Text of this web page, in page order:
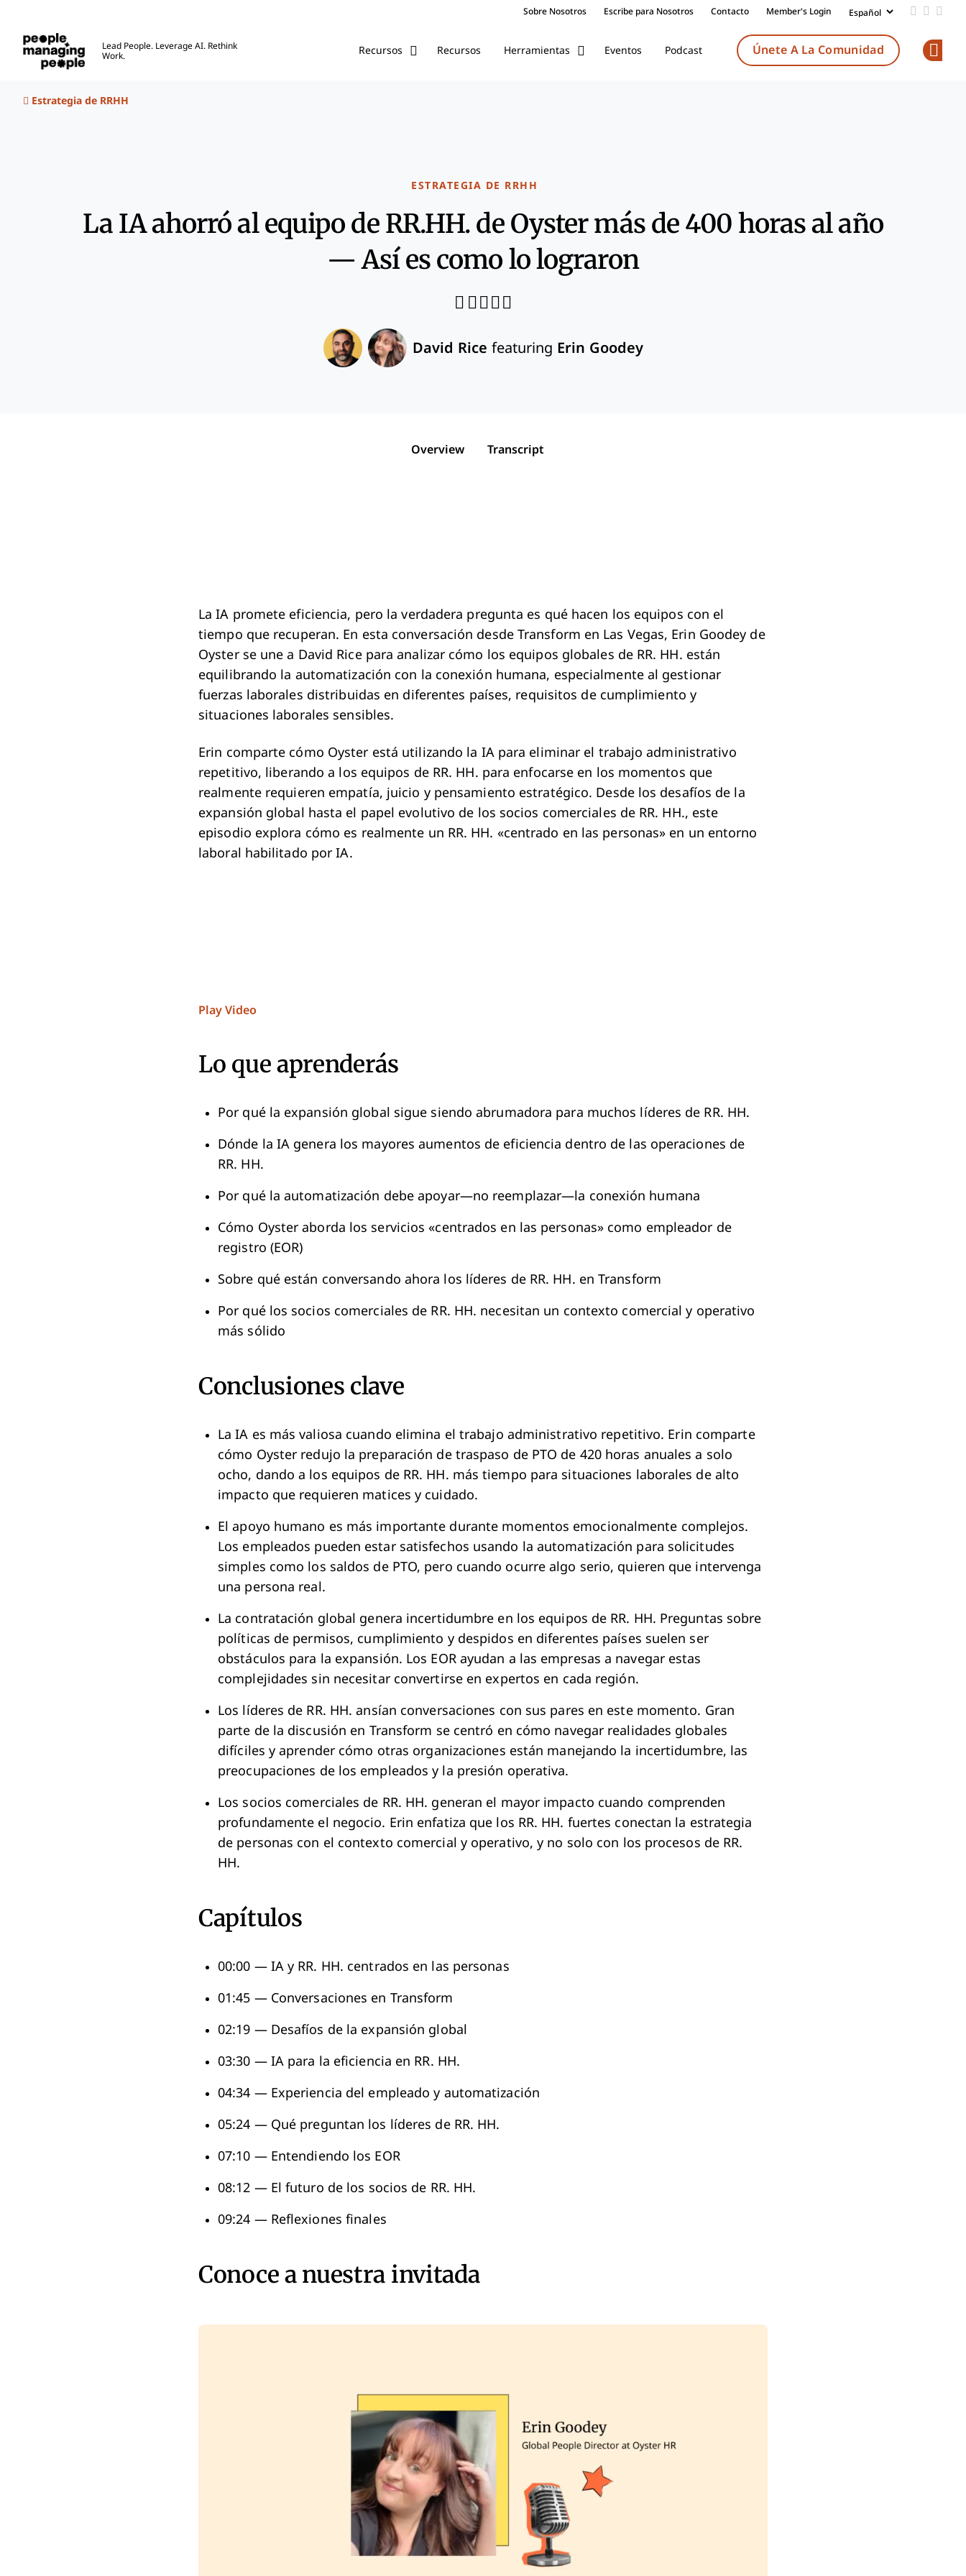
Sobre Nosotros Escribe para Nosotros Contacto Member's Login Add us
Follow
Lead People. Leverage AI. Rethink
Work.
Recursos Recursos Herramientas Eventos Podcast Únete A La Comunidad
Puntos clave
Capítulos
Enlaces relacionados:
Artículos y pódcast relacionados:
Share
Estrategia de RRHH
ESTRATEGIA DE RRHH
La IA ahorró al equipo de RR.HH. de Oyster más de 400 horas al año
— Así es como lo lograron
Share through Email
Print this page
Share on Pinterest
Share on Twitter
Share on Facebook
David Rice featuring Erin Goodey
Overview Transcript
La IA promete eficiencia, pero la verdadera pregunta es qué hacen los equipos con el
tiempo que recuperan. En esta conversación desde Transform en Las Vegas, Erin Goodey de
Oyster se une a David Rice para analizar cómo los equipos globales de RR. HH. están
equilibrando la automatización con la conexión humana, especialmente al gestionar
fuerzas laborales distribuidas en diferentes países, requisitos de cumplimiento y
situaciones laborales sensibles.
Erin comparte cómo Oyster está utilizando la IA para eliminar el trabajo administrativo
repetitivo, liberando a los equipos de RR. HH. para enfocarse en los momentos que
realmente requieren empatía, juicio y pensamiento estratégico. Desde los desafíos de la
expansión global hasta el papel evolutivo de los socios comerciales de RR. HH., este
episodio explora cómo es realmente un RR. HH. «centrado en las personas» en un entorno
laboral habilitado por IA.
Play Video
Lo que aprenderás
Por qué la expansión global sigue siendo abrumadora para muchos líderes de RR. HH.
Dónde la IA genera los mayores aumentos de eficiencia dentro de las operaciones de
RR. HH.
Por qué la automatización debe apoyar—no reemplazar—la conexión humana
Cómo Oyster aborda los servicios «centrados en las personas» como empleador de
registro (EOR)
Sobre qué están conversando ahora los líderes de RR. HH. en Transform
Por qué los socios comerciales de RR. HH. necesitan un contexto comercial y operativo
más sólido
Conclusiones clave
La IA es más valiosa cuando elimina el trabajo administrativo repetitivo. Erin comparte
cómo Oyster redujo la preparación de traspaso de PTO de 420 horas anuales a solo
ocho, dando a los equipos de RR. HH. más tiempo para situaciones laborales de alto
impacto que requieren matices y cuidado.
El apoyo humano es más importante durante momentos emocionalmente complejos.
Los empleados pueden estar satisfechos usando la automatización para solicitudes
simples como los saldos de PTO, pero cuando ocurre algo serio, quieren que intervenga
una persona real.
La contratación global genera incertidumbre en los equipos de RR. HH. Preguntas sobre
políticas de permisos, cumplimiento y despidos en diferentes países suelen ser
obstáculos para la expansión. Los EOR ayudan a las empresas a navegar estas
complejidades sin necesitar convertirse en expertos en cada región.
Los líderes de RR. HH. ansían conversaciones con sus pares en este momento. Gran
parte de la discusión en Transform se centró en cómo navegar realidades globales
difíciles y aprender cómo otras organizaciones están manejando la incertidumbre, las
preocupaciones de los empleados y la presión operativa.
Los socios comerciales de RR. HH. generan el mayor impacto cuando comprenden
profundamente el negocio. Erin enfatiza que los RR. HH. fuertes conectan la estrategia
de personas con el contexto comercial y operativo, y no solo con los procesos de RR.
HH.
Capítulos
00:00 — IA y RR. HH. centrados en las personas
01:45 — Conversaciones en Transform
02:19 — Desafíos de la expansión global
03:30 — IA para la eficiencia en RR. HH.
04:34 — Experiencia del empleado y automatización
05:24 — Qué preguntan los líderes de RR. HH.
07:10 — Entendiendo los EOR
08:12 — El futuro de los socios de RR. HH.
09:24 — Reflexiones finales
Conoce a nuestra invitada